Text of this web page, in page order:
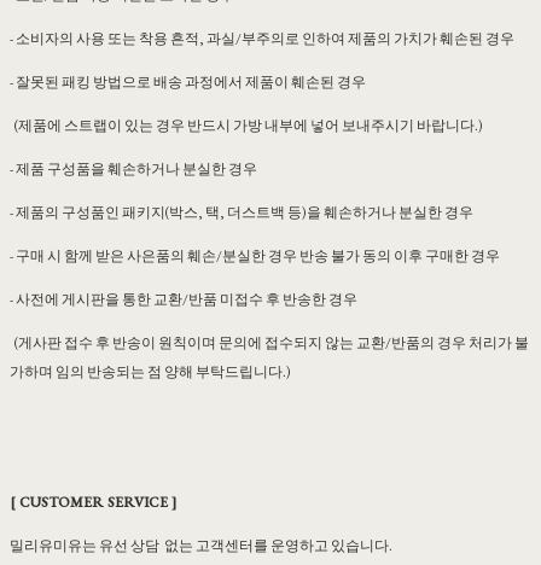
- 소비자의 사용 또는 착용 흔적, 과실/부주의로 인하여 제품의 가치가 훼손된 경우
- 잘못된 패킹 방법으로 배송 과정에서 제품이 훼손된 경우
(제품에 스트랩이 있는 경우 반드시 가방 내부에 넣어 보내주시기 바랍니다.)
- 제품 구성품을 훼손하거나 분실한 경우
- 제품의 구성품인 패키지(박스, 택, 더스트백 등)을 훼손하거나 분실한 경우
- 구매 시 함께 받은 사은품의 훼손/분실한 경우 반송 불가 동의 이후 구매한 경우
- 사전에 게시판을 통한 교환/반품 미접수 후 반송한 경우
(게사판 접수 후 반송이 원칙이며 문의에 접수되지 않는 교환/반품의 경우 처리가 불
가하며 임의 반송되는 점 양해 부탁드립니다.)
[ CUSTOMER SERVICE ]
밀리유미유는 유선 상담 없는 고객센터를 운영하고 있습니다.